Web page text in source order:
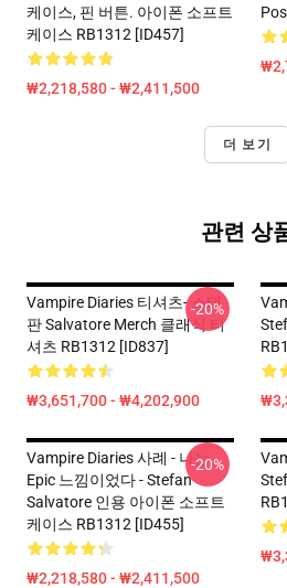
케이스, 핀 버튼. 아이폰 소프트
케이스 RB1312 [ID457]
₩2,218,580 - ₩2,411,500
더 보기
관련 상
Vampire Diaries 티셔츠- 스테
판 Salvatore Merch 클래식 티
셔츠 RB1312 [ID837]
₩3,651,700 - ₩4,202,900
-20%
Vampire Diaries 사례 - 나는
Epic 느낌이었다 - Stefan
Salvatore 인용 아이폰 소프트
케이스 RB1312 [ID455]
₩2,218,580 - ₩2,411,500
-20%